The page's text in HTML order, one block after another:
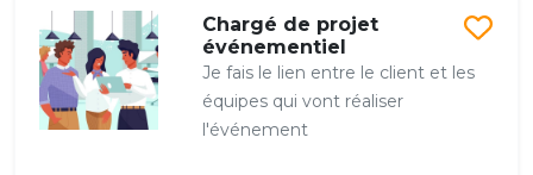
Chargé de projet
événementiel
Je fais le lien entre le client et les
équipes qui vont réaliser
l'événement